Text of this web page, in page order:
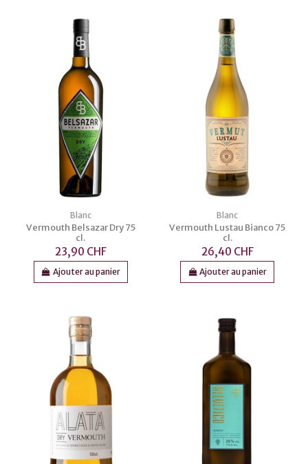
Blanc
Vermouth Belsazar Dry 75
cl.
23,90 CHF
Ajouter au panier
Blanc
Vermouth Lustau Bianco 75
cl.
26,40 CHF
Ajouter au panier